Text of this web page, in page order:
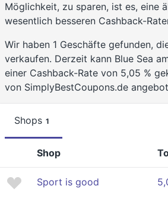
Möglichkeit, zu sparen, ist es, eine
wesentlich besseren Cashback-
Wir haben 1 Geschäfte gefunden,
verkaufen. Derzeit kann Blue Sea
einer Cashback-Rate von 5,05 %
von SimplyBestCoupons.de
Shops 1
Shop
Sport is good